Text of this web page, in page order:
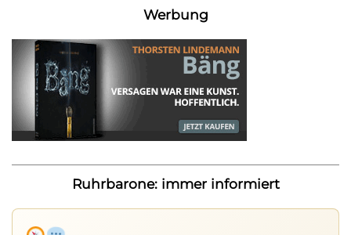
Werbung
Ruhrbarone: immer informiert